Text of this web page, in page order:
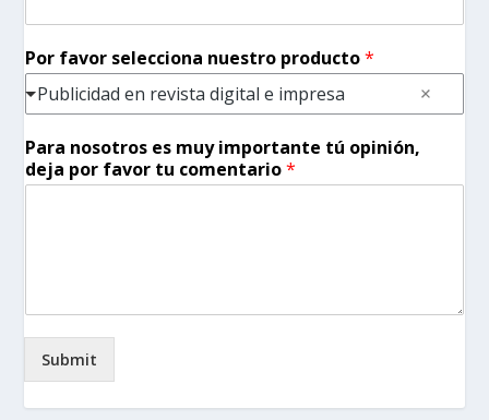
Por favor selecciona nuestro producto*
Publicidad en revista digital e impresa
Para nosotros es muy importante tú opinión,
deja por favor tu comentario*
Submit